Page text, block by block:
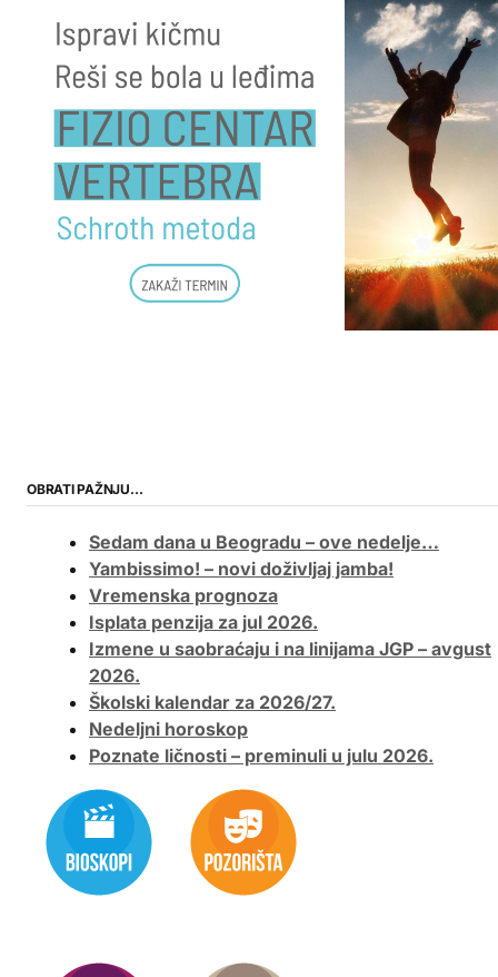
OBRATI PAŽNJU…
Sedam dana u Beogradu – ove nedelje…
Yambissimo! – novi doživljaj jamba!
Vremenska prognoza
Isplata penzija za jul 2026.
Izmene u saobraćaju i na linijama JGP – avgust
2026.
Školski kalendar za 2026/27.
Nedeljni horoskop
Poznate ličnosti – preminuli u julu 2026.